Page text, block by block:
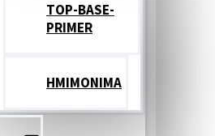
TOP-BASE-
PRIMER
ΗΜΙΜΟΝΙΜΑ